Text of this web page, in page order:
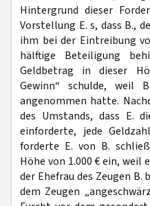
Hintergrund dieser
Vorstellung E. s, dass B.,
ihm bei der Eintreibung
hälftige Beteiligung
Geldbetrag in dieser
Gewinn“ schulde, weil
angenommen hatte.
des Umstands, dass E.
einforderte, jede
forderte E. von B.
Höhe von 1.000 € ein, weil
der Ehefrau des Zeugen
dem Zeugen